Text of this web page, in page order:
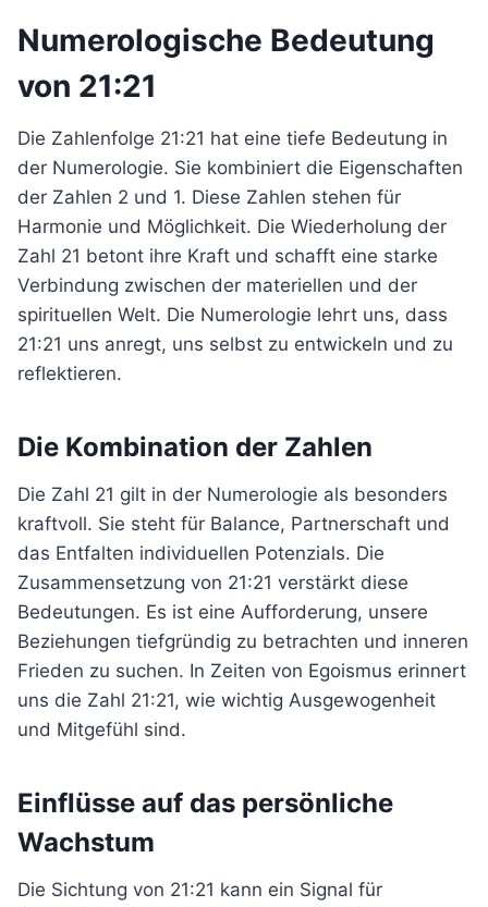
Numerologische Bedeutung
von 21:21
Die Zahlenfolge 21:21 hat eine tiefe Bedeutung in
der Numerologie. Sie kombiniert die Eigenschaften
der Zahlen 2 und 1. Diese Zahlen stehen für
Harmonie und Möglichkeit. Die Wiederholung der
Zahl 21 betont ihre Kraft und schafft eine starke
Verbindung zwischen der materiellen und der
spirituellen Welt. Die Numerologie lehrt uns, dass
21:21 uns anregt, uns selbst zu entwickeln und zu
reflektieren.
Die Kombination der Zahlen
Die Zahl 21 gilt in der Numerologie als besonders
kraftvoll. Sie steht für Balance, Partnerschaft und
das Entfalten individuellen Potenzials. Die
Zusammensetzung von 21:21 verstärkt diese
Bedeutungen. Es ist eine Aufforderung, unsere
Beziehungen tiefgründig zu betrachten und inneren
Frieden zu suchen. In Zeiten von Egoismus erinnert
uns die Zahl 21:21, wie wichtig Ausgewogenheit
und Mitgefühl sind.
Einflüsse auf das persönliche
Wachstum
Die Sichtung von 21:21 kann ein Signal für